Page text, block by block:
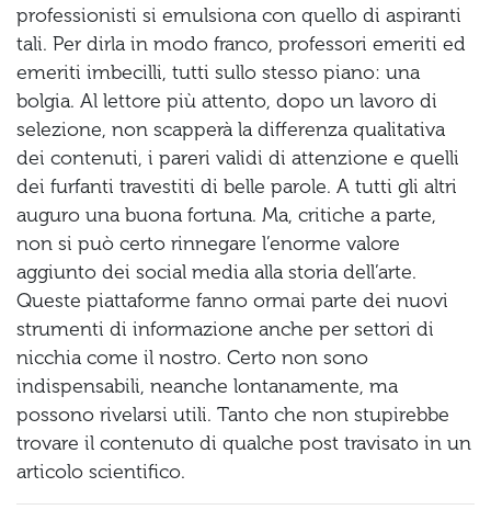
professionisti si emulsiona con quello di aspiranti
tali. Per dirla in modo franco, professori emeriti ed
emeriti imbecilli, tutti sullo stesso piano: una
bolgia. Al lettore più attento, dopo un lavoro di
selezione, non scapperà la differenza qualitativa
dei contenuti, i pareri validi di attenzione e quelli
dei furfanti travestiti di belle parole. A tutti gli altri
auguro una buona fortuna. Ma, critiche a parte,
non si può certo rinnegare l’enorme valore
aggiunto dei social media alla storia dell’arte.
Queste piattaforme fanno ormai parte dei nuovi
strumenti di informazione anche per settori di
nicchia come il nostro. Certo non sono
indispensabili, neanche lontanamente, ma
possono rivelarsi utili. Tanto che non stupirebbe
trovare il contenuto di qualche post travisato in un
articolo scientifico.